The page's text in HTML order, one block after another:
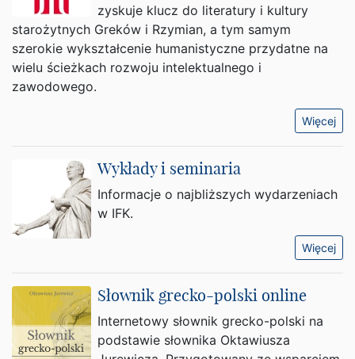
zyskuje klucz do literatury i kultury
starożytnych Greków i Rzymian, a tym samym
szerokie wykształcenie humanistyczne przydatne na
wielu ścieżkach rozwoju intelektualnego i
zawodowego.
Więcej
Wykłady i seminaria
Informacje o najbliższych wydarzeniach
w IFK.
Więcej
Słownik grecko-polski online
Internetowy słownik grecko-polski na
podstawie słownika Oktawiusza